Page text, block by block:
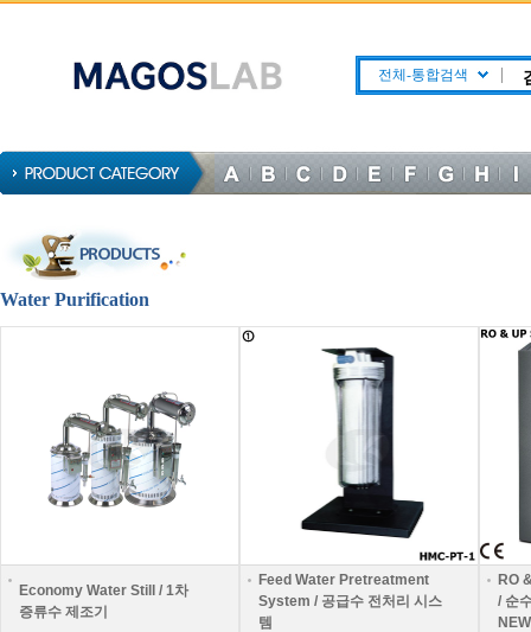
전체-통합검색
Water Purification
Economy Water Still / 1차
증류수 제조기
Feed Water Pretreatment
System / 공급수 전처리 시스
템
RO
/ 순